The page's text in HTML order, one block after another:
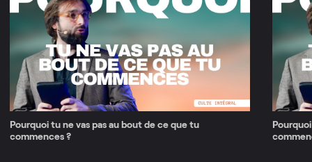
Pourquoi tu ne vas pas au bout de ce que tu
commences ?